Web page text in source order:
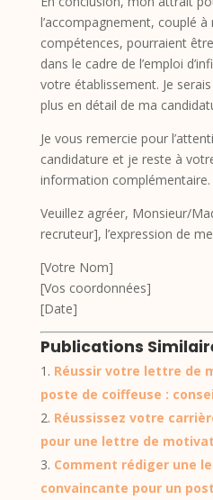
l’accompagnement, couplé
compétences, pourraient
dans le cadre de l’emploi
votre établissement. Je
plus en détail de ma
Je vous remercie pour
candidature et je reste à
information complémentaire.
Veuillez agréer, Monsieur/
recruteur], l’expression de
[Votre Nom]
[Vos coordonnées]
[Date]
Publications
Réussir votre lettre de
poste de coiffeuse :
Réussissez votre
pour une lettre de
Comment rédiger une
convaincante pour un